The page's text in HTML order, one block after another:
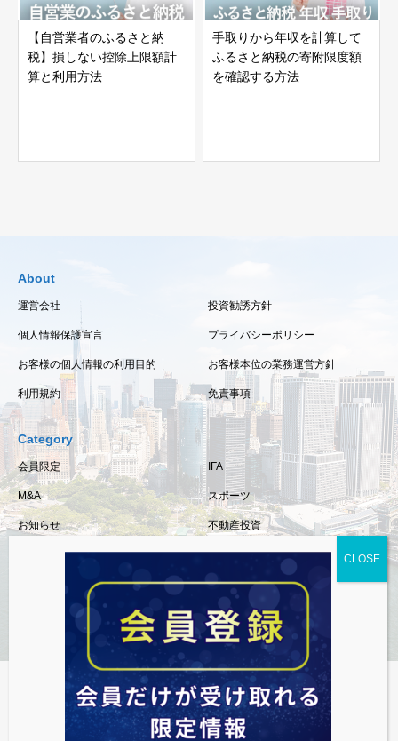
【自営業者のふるさと納
税】損しない控除上限額計
算と利用方法
手取りから年収を計算して
ふるさと納税の寄附限度額
を確認する方法
About
運営会社 投資勧誘方針
個人情報保護宣言 プライバシーポリシー
お客様の個人情報の利用目的 お客様本位の業務運営方針
利用規約 免責事項
Category
会員限定 IFA
M&A スポーツ
お知らせ 不動産投資
相続・事業承継
経済情報